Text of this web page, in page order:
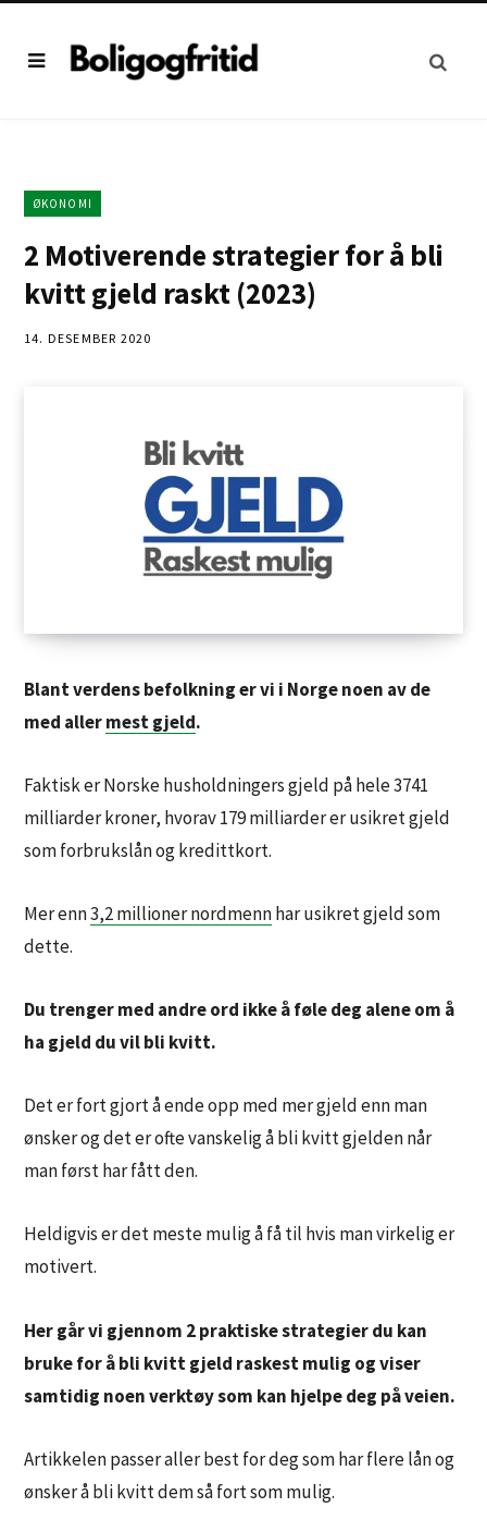
ØKONOMI
2 Motiverende strategier for å bli
kvitt gjeld raskt (2023)
14. DESEMBER 2020
Blant verdens befolkning er vi i Norge noen av de
med allermest gjeld.
Faktisk er Norske husholdningers gjeld på hele 3741
milliarder kroner, hvorav 179 milliarder er usikret gjeld
som forbrukslån og kredittkort.
Mer enn3,2 millioner nordmennhar usikret gjeld som
dette.
Du trenger med andre ord ikke å føle deg alene om å
ha gjeld du vil bli kvitt.
Det er fort gjort å ende opp med mer gjeld enn man
ønsker og det er ofte vanskelig å bli kvitt gjelden når
man først har fått den.
Heldigvis er det meste mulig å få til hvis man virkelig er
motivert.
Her går vi gjennom 2 praktiske strategier du kan
bruke for å bli kvitt gjeld raskest mulig og viser
samtidig noen verktøy som kan hjelpe deg på veien.
Artikkelen passer aller best for deg som har flere lån og
ønsker å bli kvitt dem så fort som mulig.